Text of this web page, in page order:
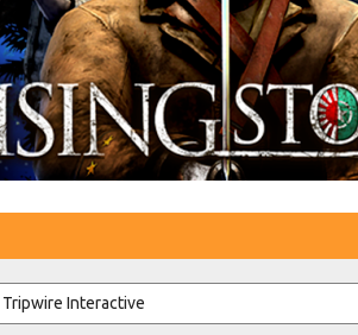
Tripwire Interactive